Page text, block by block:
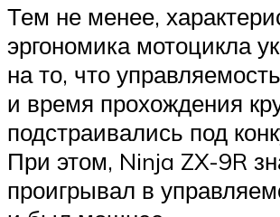
Тем не менее,
эргономика мотоцикла
на то, что
и время прохождения
подстраивались под
При этом, Ninja ZX-9R
проигрывал в